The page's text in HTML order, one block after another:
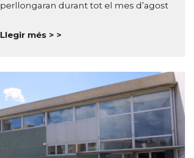
perllongaran durant tot el mes d’agost
Llegir més >